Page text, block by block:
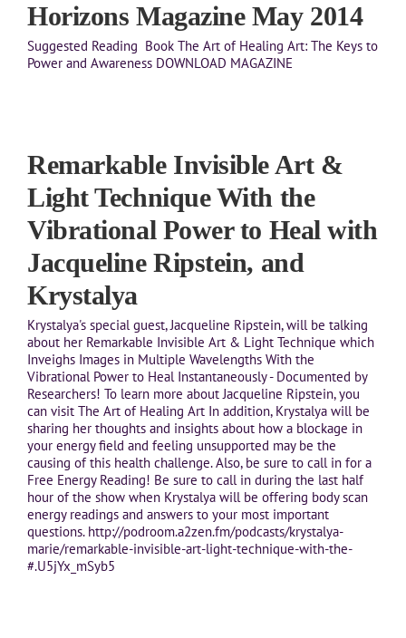
Horizons Magazine May 2014
Suggested Reading Book The Art of Healing Art: The Keys to
Power and Awareness DOWNLOAD MAGAZINE
Remarkable Invisible Art &
Light Technique With the
Vibrational Power to Heal with
Jacqueline Ripstein, and
Krystalya
Krystalya's special guest, Jacqueline Ripstein, will be talking
about her Remarkable Invisible Art & Light Technique which
Inveighs Images in Multiple Wavelengths With the
Vibrational Power to Heal Instantaneously - Documented by
Researchers! To learn more about Jacqueline Ripstein, you
can visit The Art of Healing Art In addition, Krystalya will be
sharing her thoughts and insights about how a blockage in
your energy field and feeling unsupported may be the
causing of this health challenge. Also, be sure to call in for a
Free Energy Reading! Be sure to call in during the last half
hour of the show when Krystalya will be offering body scan
energy readings and answers to your most important
questions. http://podroom.a2zen.fm/podcasts/krystalya-
marie/remarkable-invisible-art-light-technique-with-the-
#.U5jYx_mSyb5